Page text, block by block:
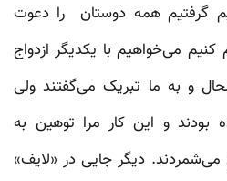
گرفتیم همه دوستان را دعوت
می‌خواهیم با یکدیگر ازدواج
و به ما تبریک می‌گفتند ولی
بودند و این کار مرا توهین به
دیگر جایی در «لایف»